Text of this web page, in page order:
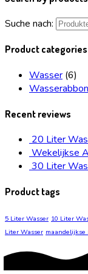
Suche nach:
Product categories
Wasser (6)
Recent reviews
20 Liter
Wekelijkse
30 Liter
Product tags
5 Liter Wasser 10 Liter
Liter Wasser